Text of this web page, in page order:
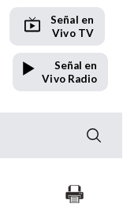
Señal en
Vivo TV
Señal en
Vivo Radio